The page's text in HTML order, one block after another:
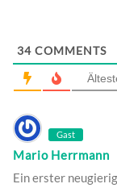
34 COMMENTS
Gast
Mario Herrmann
Ein erster